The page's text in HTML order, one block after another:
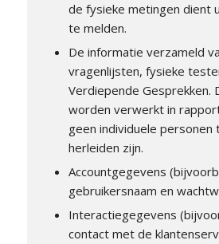
de fysieke metingen dient
te melden.
De informatie verzameld
vragenlijsten, fysieke
Verdiepende Gesprekken.
worden verwerkt in
geen individuele personen
herleiden zijn.
Accountgegevens
gebruikersnaam en
Interactiegegevens
contact met de